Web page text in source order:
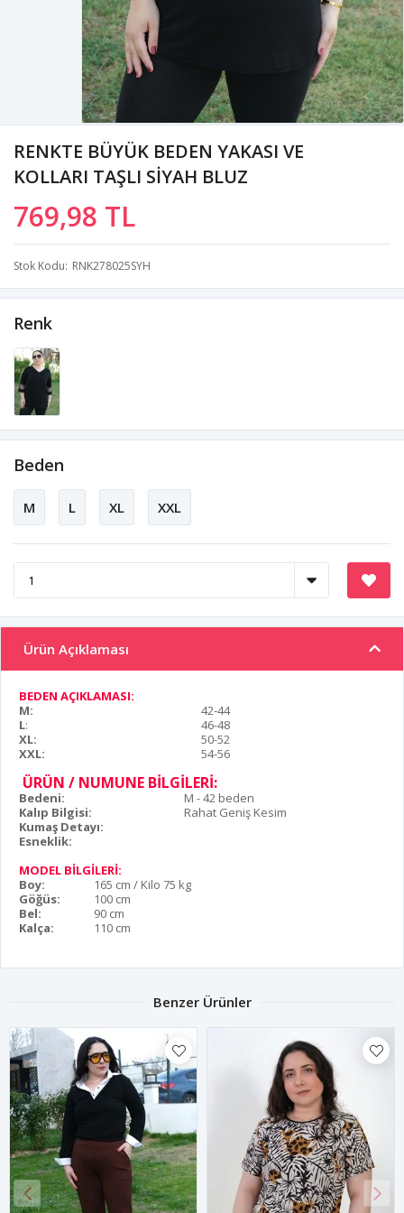
RENKTE BÜYÜK BEDEN YAKASI VE
KOLLARI TAŞLI SİYAH BLUZ
769,98 TL
Stok Kodu RNK278025SYH
Renk
Beden
M L XL XXL
Ürün Açıklaması
BEDEN AÇIKLAMASI:
M:
42-44
L:
46-48
XL:
50-52
XXL:
54-56
ÜRÜN / NUMUNE BİLGİLERİ:
Bedeni:
M - 42 beden
Kalıp Bilgisi:
Rahat Geniş Kesim
Kumaş Detayı:
Esneklik:
MODEL BİLGİLERİ:
Boy:
165 cm / Kilo 75 kg
Göğüs:
100 cm
Bel:
90 cm
Kalça:
110 cm
Benzer Ürünler